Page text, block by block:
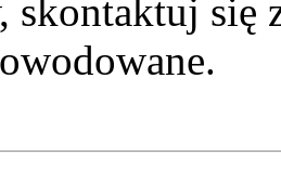
skontaktuj się